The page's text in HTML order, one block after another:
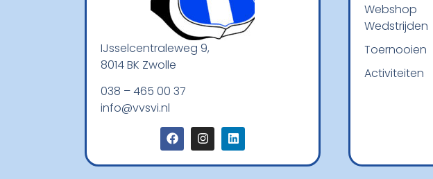
IJsselcentraleweg 9,
8014 BK Zwolle
038 – 465 00 37
info@vvsvi.nl
Webshop
Wedstrijden
Toernooien
Activiteiten